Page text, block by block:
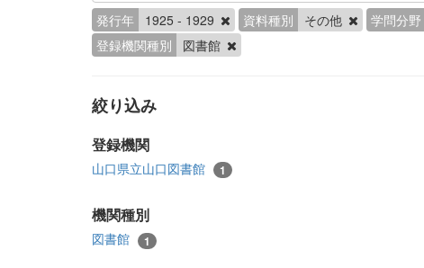
発行年 1925 - 1929 資料種別 その他 学問分野
登録機関種別
図書館
絞り込み
登録機関
山口県立山口図書館 1
機関種別
図書館 1